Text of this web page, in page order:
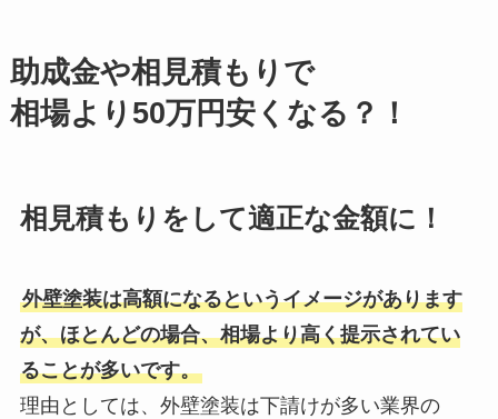
助成金や相見積もりで
相場より50万円安くなる？！
相見積もりをして適正な金額に！
外壁塗装は高額になるというイメージがあります
が、ほとんどの場合、相場より高く提示されてい
ることが多いです。
理由としては、外壁塗装は下請けが多い業界の